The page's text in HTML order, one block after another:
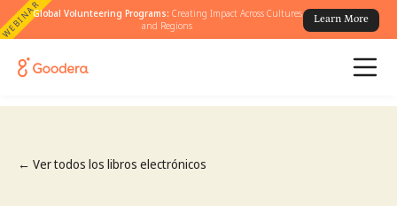
WEBINARGlobal Volunteering Programs: Creating Impact Across Cultures
and Regions
Learn More
← Ver todos los libros electrónicos